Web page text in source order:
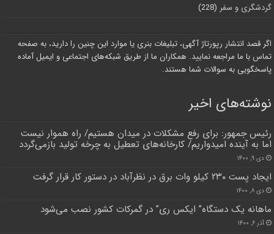
گردشگری و سفر (228)
اگر قصد انتشار رپورتاژ آگهی، تبلیغات بنری یا موارد این چنین را دارید، به صفحه
تماس با ما مراجعه نمایید. همکاران ما از طریق شبکه‌های اجتماعی و ایمیل آماده
پاسخگویی به سوالات شما هستند.
نوشته‌های اخیر
رئیس جمهو‌ر: برای رفع مشکلات ‌در میدان هستیم/ راه هموار نیست
اما به آینده امیدواریم/ کارخانه‌های ‌تعطیل ‌به چرخه تولید بازمی‌گردد
دی ۹, ۱۴۰۰
ایجاد پست ۲۳۰ کیلو وات برق در نظرآباد در دستور کار قرار گرفت
دی ۸, ۱۴۰۰
ماهانه یک دستگاه” ایکس ری” در گمرکات کشور نصب می‌شود
آذر ۶, ۱۴۰۰